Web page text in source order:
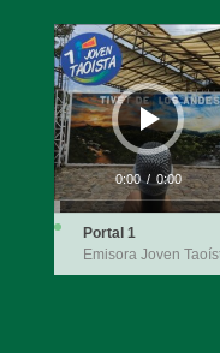
Reproductor
de
audio
0:00 / 0:00
Portal 1
Emisora Joven